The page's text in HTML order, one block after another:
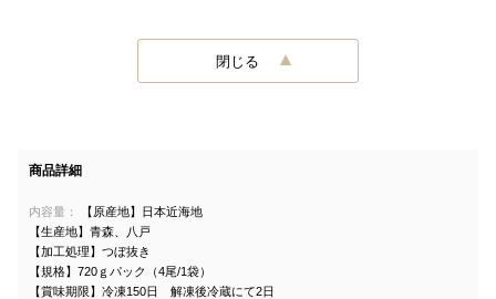
閉じる
商品詳細
内容量：
【原産地】日本近海地
【生産地】青森、八戸
【加工処理】つぼ抜き
【規格】720ｇパック（4尾/1袋）
【賞味期限】冷凍150日 解凍後冷蔵にて2日